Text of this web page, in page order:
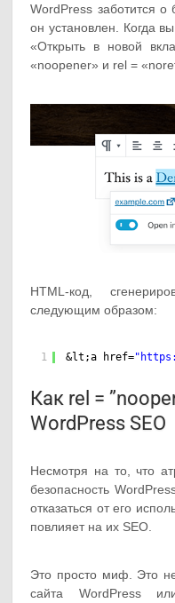
WordPress заботится о
он установлен. Когда
«Открыть в новой
«noopener» и rel =
HTML-код,
следующим образом:
1 &lt;a href="
Как rel =
WordPress SEO
Несмотря на то, что
безопасность
отказаться от его
повлияет на их SEO.
Это просто миф. Это
сайта WordPress